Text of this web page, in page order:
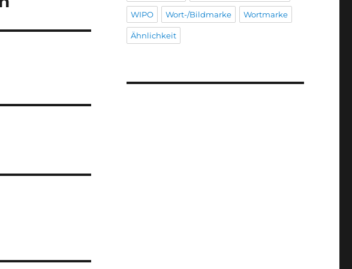
WIPO Wort-/Bildmarke Wortmarke
Ähnlichkeit